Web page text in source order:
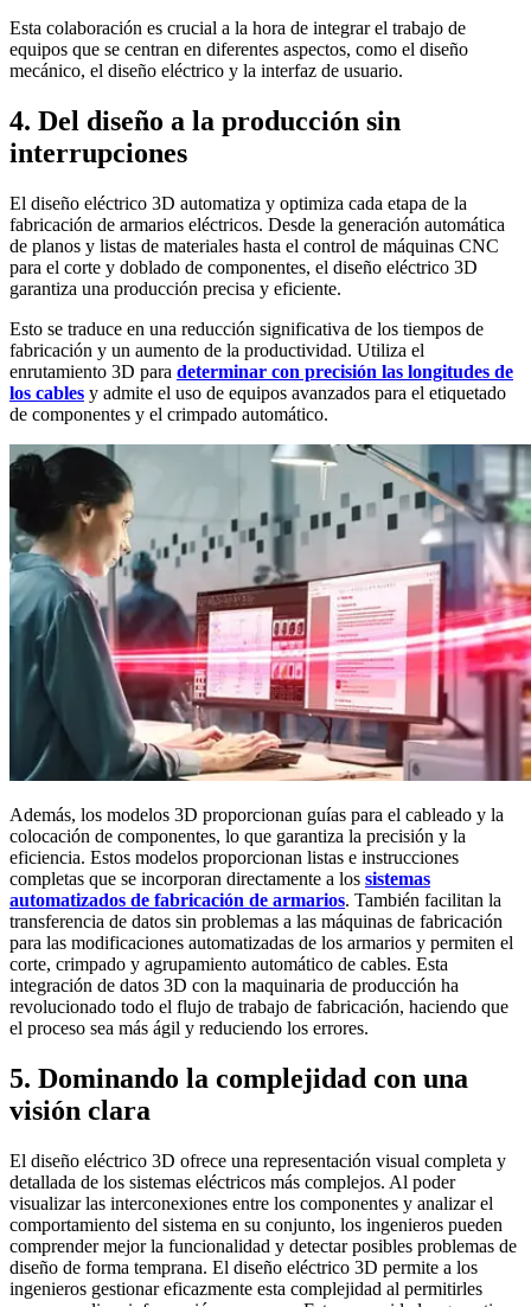
Esta colaboración es crucial a la hora de integrar el trabajo de
equipos que se centran en diferentes aspectos, como el diseño
mecánico, el diseño eléctrico y la interfaz de usuario.
4. Del diseño a la producción sin
interrupciones
El diseño eléctrico 3D automatiza y optimiza cada etapa de la
fabricación de armarios eléctricos. Desde la generación automática
de planos y listas de materiales hasta el control de máquinas CNC
para el corte y doblado de componentes, el diseño eléctrico 3D
garantiza una producción precisa y eficiente.
Esto se traduce en una reducción significativa de los tiempos de
fabricación y un aumento de la productividad. Utiliza el
enrutamiento 3D para determinar con precisión las longitudes de
los cables y admite el uso de equipos avanzados para el etiquetado
de componentes y el crimpado automático.
Además, los modelos 3D proporcionan guías para el cableado y la
colocación de componentes, lo que garantiza la precisión y la
eficiencia. Estos modelos proporcionan listas e instrucciones
completas que se incorporan directamente a los sistemas
automatizados de fabricación de armarios. También facilitan la
transferencia de datos sin problemas a las máquinas de fabricación
para las modificaciones automatizadas de los armarios y permiten el
corte, crimpado y agrupamiento automático de cables. Esta
integración de datos 3D con la maquinaria de producción ha
revolucionado todo el flujo de trabajo de fabricación, haciendo que
el proceso sea más ágil y reduciendo los errores.
5. Dominando la complejidad con una
visión clara
El diseño eléctrico 3D ofrece una representación visual completa y
detallada de los sistemas eléctricos más complejos. Al poder
visualizar las interconexiones entre los componentes y analizar el
comportamiento del sistema en su conjunto, los ingenieros pueden
comprender mejor la funcionalidad y detectar posibles problemas de
diseño de forma temprana. El diseño eléctrico 3D permite a los
ingenieros gestionar eficazmente esta complejidad al permitirles